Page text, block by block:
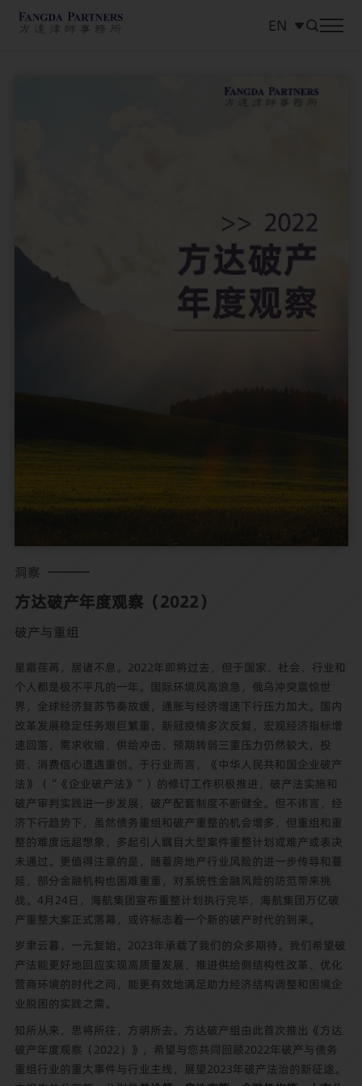
EN
洞察
方达破产年度观察（2022）
破产与重组
星霜荏苒，居诸不息。2022年即将过去，但于国家、社会、行业和
个人都是极不平凡的一年。国际环境风高浪急，俄乌冲突震惊世
界，全球经济复苏节奏放缓，通胀与经济增速下行压力加大。国内
改革发展稳定任务艰巨繁重，新冠疫情多次反复，宏观经济指标增
速回落，需求收缩、供给冲击、预期转弱三重压力仍然较大，投
资、消费信心遭遇重创。于行业而言，《中华人民共和国企业破产
法》（“《企业破产法》”）的修订工作积极推进，破产法实施和
破产审判实践进一步发展，破产配套制度不断健全。但不讳言，经
济下行趋势下，虽然债务重组和破产重整的机会增多，但重组和重
整的难度远超想象，多起引人瞩目大型案件重整计划或难产或表决
未通过。更值得注意的是，随着房地产行业风险的进一步传导和蔓
延，部分金融机构也困难重重，对系统性金融风险的防范带来挑
战。4月24日，海航集团宣布重整计划执行完毕，海航集团万亿破
产重整大案正式落幕，或许标志着一个新的破产时代的到来。
岁聿云暮，一元复始。2023年承载了我们的众多期待。我们希望破
产法能更好地回应实现高质量发展、推进供给侧结构性改革、优化
营商环境的时代之问，能更有效地满足助力经济结构调整和困境企
业脱困的实践之需。
知所从来，思将所往，方明所去。方达破产组由此首次推出《方达
破产年度观察（2022）》，希望与您共同回顾2022年破产与债务
重组行业的重大事件与行业主线，展望2023年破产法治的新征途。